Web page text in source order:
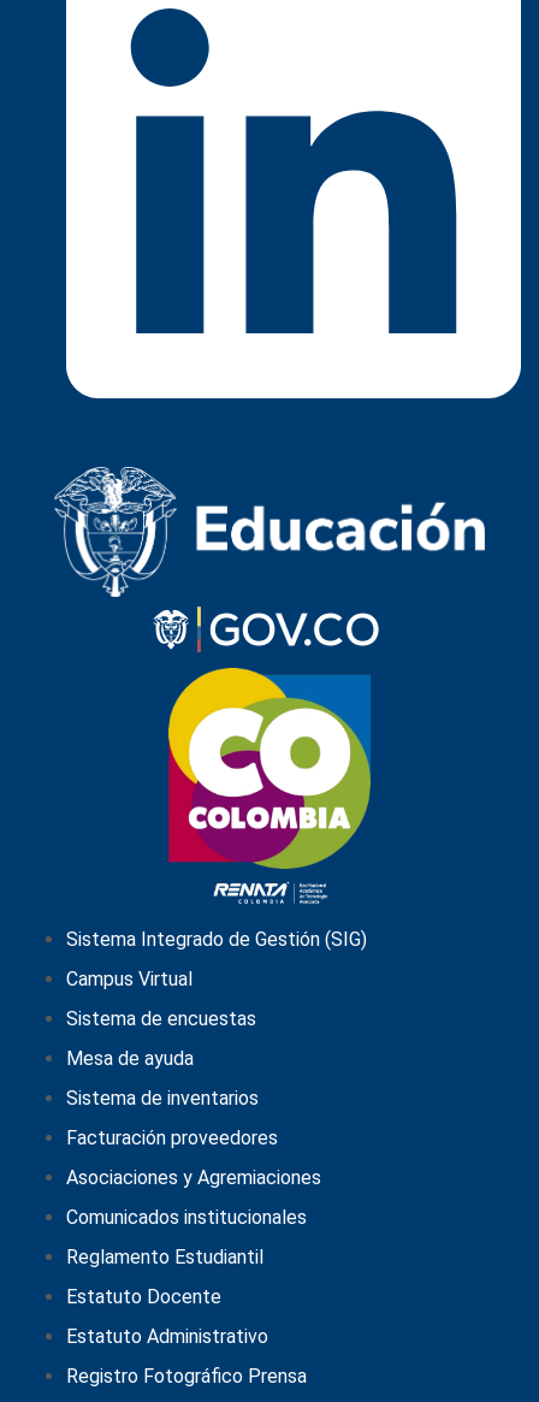
Sistema Integrado de Gestión (SIG)
Campus Virtual
Sistema de encuestas
Mesa de ayuda
Sistema de inventarios
Facturación proveedores
Asociaciones y Agremiaciones
Comunicados institucionales
Reglamento Estudiantil
Estatuto Docente
Estatuto Administrativo
Registro Fotográfico Prensa